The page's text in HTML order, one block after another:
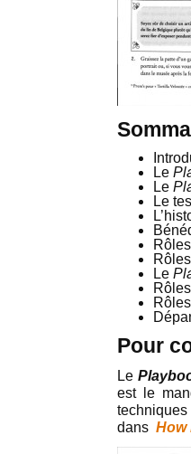
Le
Le
Le
Le
Pour
Le
est le
techniques
dans How